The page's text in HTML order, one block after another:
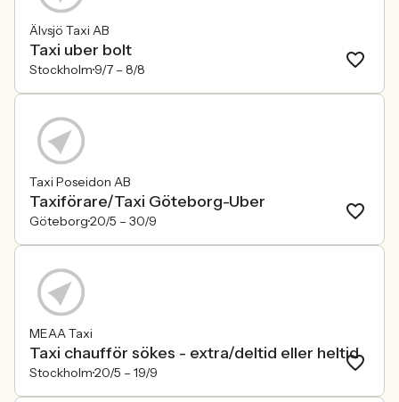
Älvsjö Taxi AB
Taxi uber bolt
Stockholm 9/7 – 8/8
Taxi Poseidon AB
Taxiförare/Taxi Göteborg-Uber
Göteborg20/5 – 30/9
MEAA Taxi
Taxi chaufför sökes - extra/deltid eller heltid
Stockholm20/5 – 19/9